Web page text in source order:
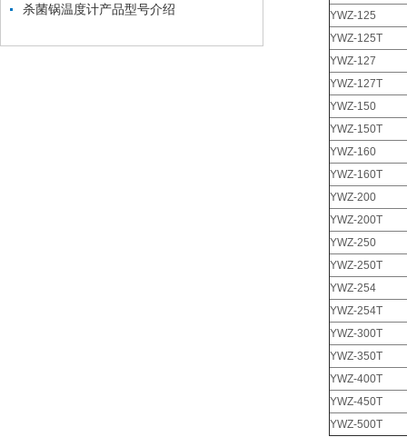
杀菌锅温度计产品型号介绍
YWZ-125
YWZ-125T
YWZ-127
YWZ-127T
YWZ-150
YWZ-150T
YWZ-160
YWZ-160T
YWZ-200
YWZ-200T
YWZ-250
YWZ-250T
YWZ-254
YWZ-254T
YWZ-300T
YWZ-350T
YWZ-400T
YWZ-450T
YWZ-500T